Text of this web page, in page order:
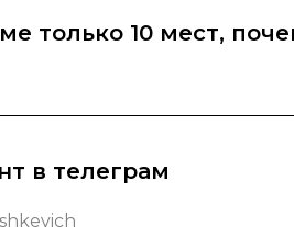
только 10 мест,
в телеграм